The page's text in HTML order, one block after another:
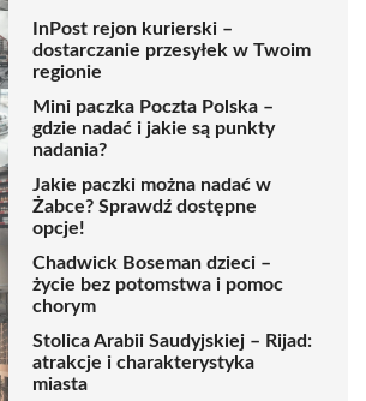
InPost rejon kurierski –
dostarczanie przesyłek w Twoim
regionie
Mini paczka Poczta Polska –
gdzie nadać i jakie są punkty
nadania?
Jakie paczki można nadać w
Żabce? Sprawdź dostępne
opcje!
Chadwick Boseman dzieci –
życie bez potomstwa i pomoc
chorym
Stolica Arabii Saudyjskiej – Rijad:
atrakcje i charakterystyka
miasta